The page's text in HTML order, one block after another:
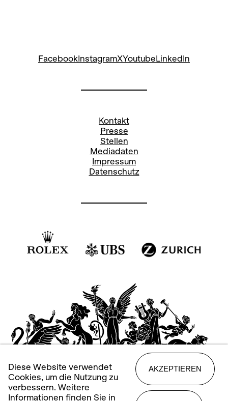
FacebookInstagramXYoutubeLinkedIn
Kontakt
Presse
Stellen
Mediadaten
Impressum
Datenschutz
Diese Website verwendet
Cookies, um die Nutzung zu
verbessern. Weitere
Informationen finden Sie in
AKZEPTIEREN